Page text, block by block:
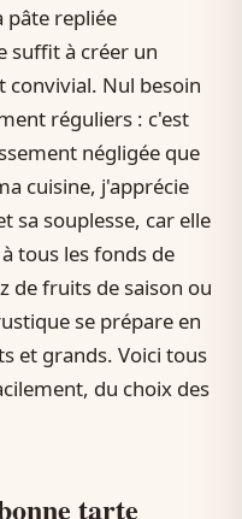
pâte repliée
suffit à créer un
convivial. Nul besoin
réguliers : c'est
négligée que
cuisine, j'apprécie
sa souplesse, car elle
tous les fonds de
de fruits de saison ou
se prépare en
et grands. Voici tous
du choix des
tarte